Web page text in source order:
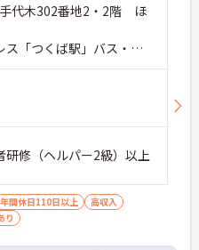
代木302番地2・2階 ほ
「つくば駅」バス・車1
修（ヘルパー2級）以上
年間休日110日以上
高収入
り